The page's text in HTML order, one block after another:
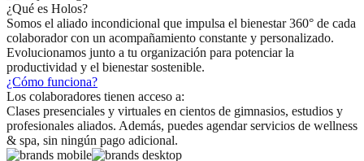
¿Qué es Holos?
Somos el aliado incondicional que impulsa el bienestar 360° de cada
colaborador con un acompañamiento constante y personalizado.
Evolucionamos junto a tu organización para potenciar la
productividad y el bienestar sostenible.
¿Cómo funciona?
Los colaboradores tienen acceso a:
Clases presenciales y virtuales en cientos de gimnasios, estudios y
profesionales aliados. Además, puedes agendar servicios de wellness
& spa, sin ningún pago adicional.